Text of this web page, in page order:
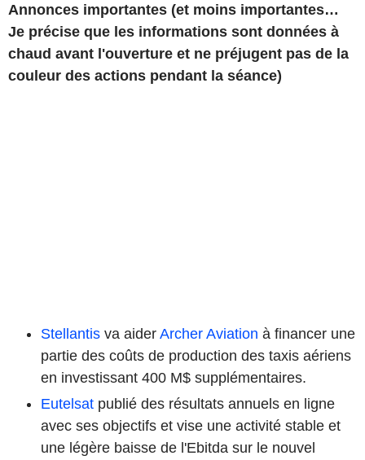
Annonces importantes (et moins importantes…
Je précise que les informations sont données à
chaud avant l'ouverture et ne préjugent pas de la
couleur des actions pendant la séance)
Stellantis va aider Archer Aviation à financer une
partie des coûts de production des taxis aériens
en investissant 400 M$ supplémentaires.
Eutelsat publié des résultats annuels en ligne
avec ses objectifs et vise une activité stable et
une légère baisse de l'Ebitda sur le nouvel